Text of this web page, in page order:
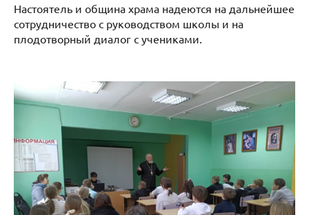
Настоятель и община храма надеются на дальнейшее
сотрудничество с руководством школы и на
плодотворный диалог с учениками.